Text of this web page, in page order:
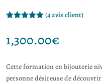
basé sur
notations
(4avis client)
1,300.00€
Cette formation en bijouterie
personne désireuse de